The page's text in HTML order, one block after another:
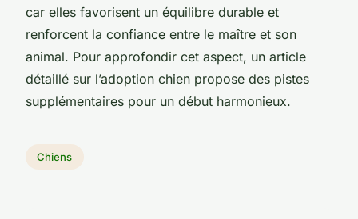
car elles favorisent un équilibre durable et
renforcent la confiance entre le maître et son
animal. Pour approfondir cet aspect, un article
détaillé sur l’adoption chien propose des pistes
supplémentaires pour un début harmonieux.
Chiens